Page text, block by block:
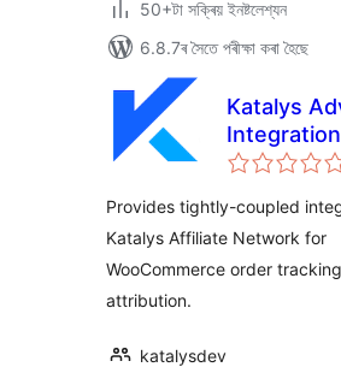
50+টা সক্ৰিয় ইনষ্টলেশ্যন
6.8.7ৰ সৈতে পৰীক্ষা কৰা হৈছে
Katalys
Integration
Provides tightly-coupled
Katalys Affiliate Network for
WooCommerce order
attribution.
katalysdev